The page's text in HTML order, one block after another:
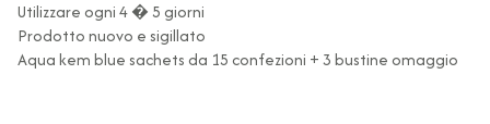
Utilizzare ogni 4 � 5 giorni
Prodotto nuovo e sigillato
Aqua kem blue sachets da 15 confezioni + 3 bustine omaggio